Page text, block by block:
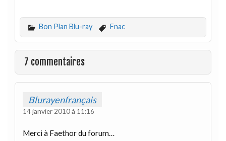
Bon Plan Blu-ray Fnac
7 commentaires
Blurayenfrançais
14 janvier 2010 à 11:16
Merci à Faethor du forum…